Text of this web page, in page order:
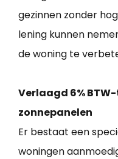
gezinnen zonder
lening kunnen
de woning te
Verlaagd 6%
zonnepanelen
Er bestaat een
woningen